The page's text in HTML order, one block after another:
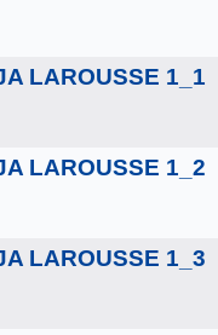
LAROUSSE 1_1
LAROUSSE 1_2
LAROUSSE 1_3